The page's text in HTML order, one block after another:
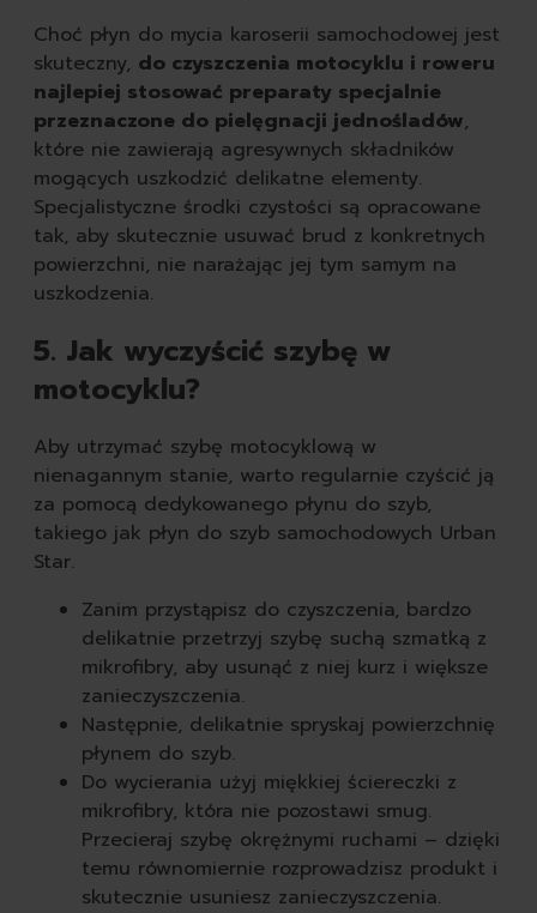
Choć płyn do mycia karoserii samochodowej jest
skuteczny, do czyszczenia motocyklu i roweru
najlepiej stosować preparaty specjalnie
przeznaczone do pielęgnacji jednośladów,
które nie zawierają agresywnych składników
mogących uszkodzić delikatne elementy.
Specjalistyczne środki czystości są opracowane
tak, aby skutecznie usuwać brud z konkretnych
powierzchni, nie narażając jej tym samym na
uszkodzenia.
5. Jak wyczyścić szybę w
motocyklu?
Aby utrzymać szybę motocyklową w
nienagannym stanie, warto regularnie czyścić ją
za pomocą dedykowanego płynu do szyb,
takiego jak płyn do szyb samochodowych Urban
Star.
Zanim przystąpisz do czyszczenia, bardzo
delikatnie przetrzyj szybę suchą szmatką z
mikrofibry, aby usunąć z niej kurz i większe
zanieczyszczenia.
Następnie, delikatnie spryskaj powierzchnię
płynem do szyb.
Do wycierania użyj miękkiej ściereczki z
mikrofibry, która nie pozostawi smug.
Przecieraj szybę okrężnymi ruchami – dzięki
temu równomiernie rozprowadzisz produkt i
skutecznie usuniesz zanieczyszczenia.